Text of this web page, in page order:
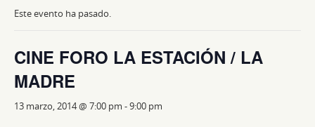
Este evento ha pasado.
CINE FORO LA ESTACIÓN / LA
MADRE
13 marzo, 2014 @ 7:00 pm -9:00 pm